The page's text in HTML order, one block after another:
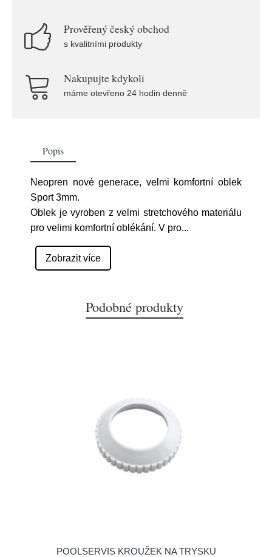
Prověřený český obchod
s kvalitními produkty
Nakupujte kdykoli
máme otevřeno 24 hodin denně
Popis
Neopren nové generace, velmi komfortní oblek
Sport 3mm.
Oblek je vyroben z velmi stretchového materiálu
pro velimi komfortní oblékání. V pro...
Zobrazit více
Podobné produkty
POOLSERVIS KROUŽEK NA TRYSKU